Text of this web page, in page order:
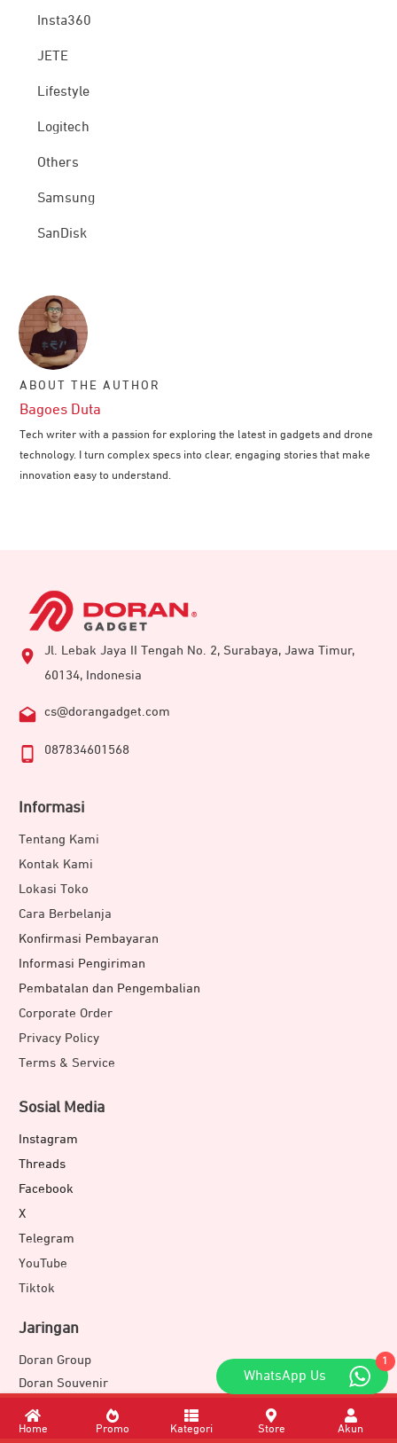
Insta360
JETE
Lifestyle
Logitech
Others
Samsung
SanDisk
ABOUT THE AUTHOR
Bagoes Duta
Tech writer with a passion for exploring the latest in gadgets and drone
technology. I turn complex specs into clear, engaging stories that make
innovation easy to understand.
Jl. Lebak Jaya II Tengah No. 2, Surabaya, Jawa Timur,
60134, Indonesia
cs@dorangadget.com
087834601568
Informasi
Tentang Kami
Kontak Kami
Lokasi Toko
Cara Berbelanja
Konfirmasi Pembayaran
Informasi Pengiriman
Pembatalan dan Pengembalian
Corporate Order
Privacy Policy
Terms & Service
Sosial Media
Instagram
Threads
Facebook
X
Telegram
YouTube
Tiktok
Jaringan
Doran Group
Doran Souvenir
Doran Development
JETEX
1
WhatsApp Us
Home Promo Kategori Store Akun